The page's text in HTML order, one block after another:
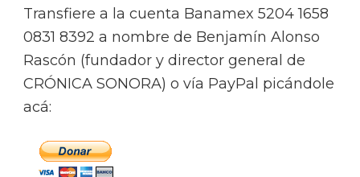
Transfiere a la cuenta Banamex 5204 1658
0831 8392 a nombre de Benjamín Alonso
Rascón (fundador y director general de
CRÓNICA SONORA) o vía PayPal picándole
acá: